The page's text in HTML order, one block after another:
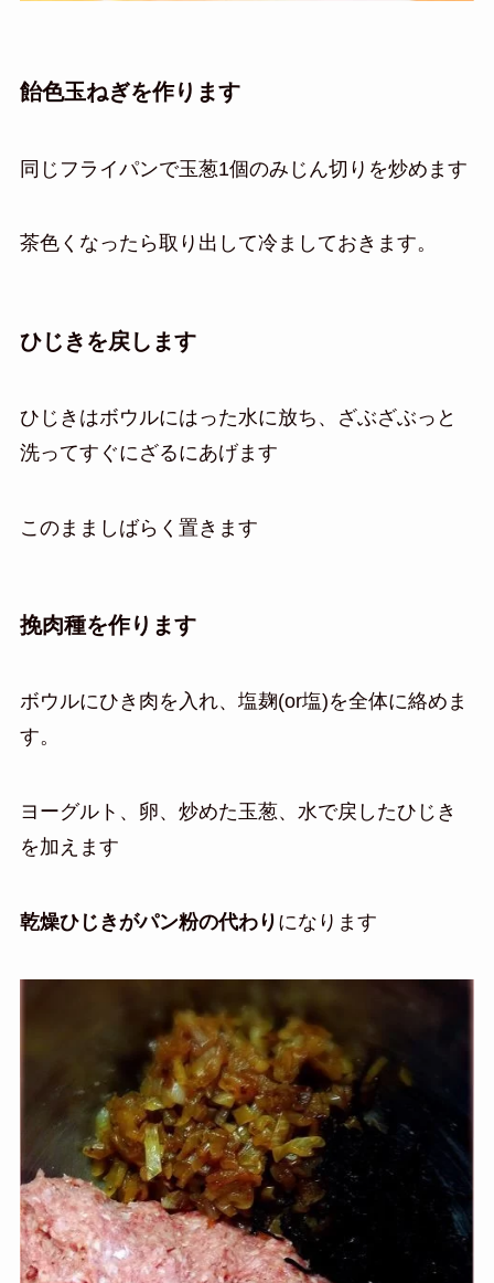
飴色玉ねぎを作ります
同じフライパンで玉葱1個のみじん切りを炒めます
茶色くなったら取り出して冷ましておきます。
ひじきを戻します
ひじきはボウルにはった水に放ち、ざぶざぶっと
洗ってすぐにざるにあげます
このまましばらく置きます
挽肉種を作ります
ボウルにひき肉を入れ、塩麹(or塩)を全体に絡めま
す。
ヨーグルト、卵、炒めた玉葱、水で戻したひじき
を加えます
乾燥ひじきがパン粉の代わり になります